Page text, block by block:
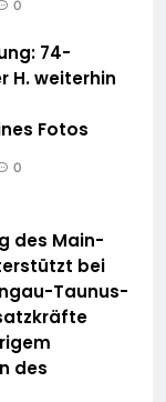
0
74-
H. weiterhin
Fotos
0
des Main-
bei
Taunus-
des